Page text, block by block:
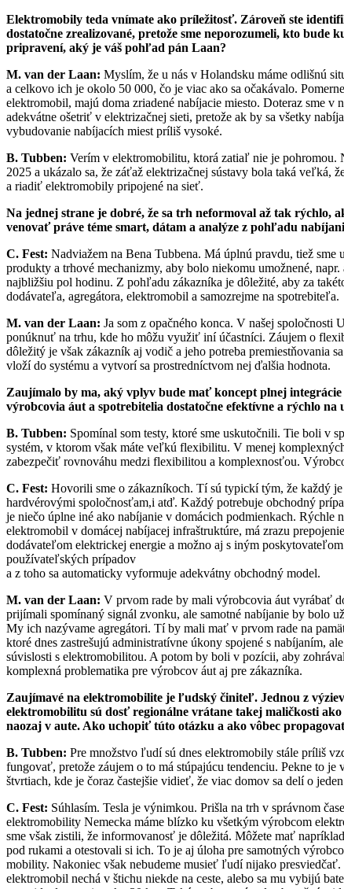
Elektromobily teda vnímate ako príležitosť. Zároveň ste
dostatočne zrealizované, pretože sme neporozumeli, kto
pripravení, aký je váš pohľad pán Laan?
M. van der Laan: Myslím, že u nás v Holandsku máme odlišnú
a celkovo ich je okolo 50 000, čo je viac ako sa očakávalo.
elektromobil, majú doma zriadené nabíjacie miesto. Doteraz sme v
adekvátne ošetriť v elektrizačnej sieti, pretože ak by sa všetky
vybudovanie nabíjacích miest príliš vysoké.
B. Tubben: Verím v elektromobilitu, ktorá zatiaľ nie je pohromou.
2025 a ukázalo sa, že záťaž elektrizačnej sústavy bola taká veľká,
a riadiť elektromobily pripojené na sieť.
Na jednej strane je dobré, že sa trh neformoval až tak rýchlo,
venovať práve téme smart, dátam a analýze z pohľadu
C. Fest: Nadviažem na Bena Tubbena. Má úplnú pravdu, tiež
produkty a trhové mechanizmy, aby bolo niekomu umožnené,
najbližšiu pol hodinu. Z pohľadu zákazníka je dôležité, aby za
dodávateľa, agregátora, elektromobil a samozrejme na spotrebiteľa.
M. van der Laan: Ja som z opačného konca. V našej
ponúknuť na trhu, kde ho môžu využiť iní účastníci. Záujem o
dôležitý je však zákazník aj vodič a jeho potreba premiestňovania
vloží do systému a vytvorí sa prostredníctvom nej ďalšia hodnota.
Zaujímalo by ma, aký vplyv bude mať koncept plnej
výrobcovia áut a spotrebitelia dostatočne efektívne a rýchlo na
B. Tubben: Spomínal som testy, ktoré sme uskutočnili. Tie boli v
systém, v ktorom však máte veľkú flexibilitu. V menej
zabezpečiť rovnováhu medzi flexibilitou a komplexnosťou.
C. Fest: Hovorili sme o zákazníkoch. Tí sú typickí tým, že každý
hardvérovými spoločnosťam,i atď. Každý potrebuje obchodný
je niečo úplne iné ako nabíjanie v domácich podmienkach.
elektromobil v domácej nabíjacej infraštruktúre, má zrazu
dodávateľom elektrickej energie a možno aj s iným
používateľských prípadov
a z toho sa automaticky vyformuje adekvátny obchodný model.
M. van der Laan: V prvom rade by mali výrobcovia áut vyrábať
prijímali spomínaný signál zvonku, ale samotné nabíjanie by bolo
My ich nazývame agregátori. Tí by mali mať v prvom rade na
ktoré dnes zastrešujú administratívne úkony spojené s nabíjaním,
súvislosti s elektromobilitou. A potom by boli v pozícii, aby
komplexná problematika pre výrobcov áut aj pre zákazníka.
Zaujímavé na elektromobilite je ľudský činiteľ. Jednou z
elektromobilitu sú dosť regionálne vrátane takej maličkosti
naozaj v aute. Ako uchopiť túto otázku a ako vôbec
B. Tubben: Pre množstvo ľudí sú dnes elektromobily stále príliš
fungovať, pretože záujem o to má stúpajúcu tendenciu. Pekne to
štvrtiach, kde je čoraz častejšie vidieť, že viac domov sa delí o
C. Fest: Súhlasím. Tesla je výnimkou. Prišla na trh v správnom
elektromobility Nemecka máme blízko ku všetkým výrobcom
sme však zistili, že informovanosť je dôležitá. Môžete mať
pod rukami a otestovali si ich. To je aj úloha pre samotných
mobility. Nakoniec však nebudeme musieť ľudí nijako
elektromobil nechá v štichu niekde na ceste, alebo sa mu vybijú